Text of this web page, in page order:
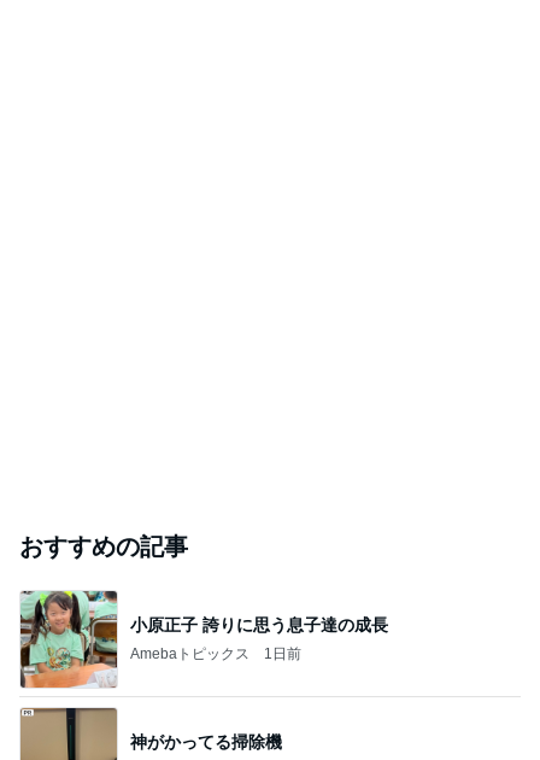
おすすめの記事
小原正子 誇りに思う息子達の成長
Amebaトピックス 1日前
神がかってる掃除機